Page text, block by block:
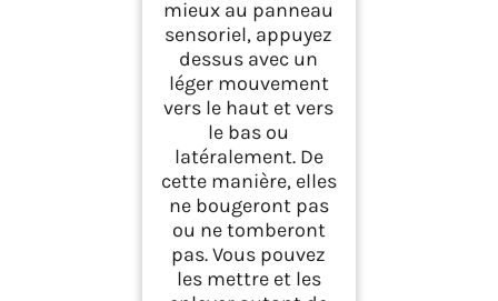
mieux au panneau
sensoriel, appuyez
dessus avec un
léger mouvement
vers le haut et vers
le bas ou
latéralement. De
cette manière, elles
ne bougeront pas
ou ne tomberont
pas. Vous pouvez
les mettre et les